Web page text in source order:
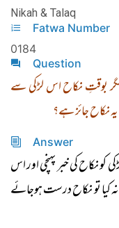
Nikah & Talaq
Fatwa Number
0184
Question
بوقتِ نکاح اس لڑکی سے
نکاح جائز ہے؟
Answer
نکاح کی خبر پہنچی اور اس
کیا تو نکاح درست ہوجائے